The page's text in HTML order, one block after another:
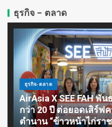
5
เ
ส
ชุ
เ
ธุรกิจ - ตลาด
ธุรกิจ-ตลาด
AirAsia X SEE FAH พั
กว่า 20 ปี ต่อยอดเสิร์ฟ
ตำนาน “ข้าวหน้าไก่รา